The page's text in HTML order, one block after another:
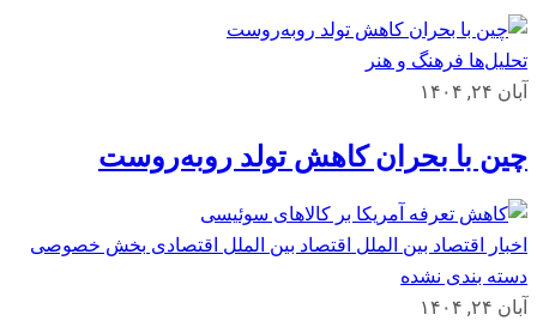
تحلیل‌ها فرهنگ و هنر
آبان ۲۴, ۱۴۰۴
چین با بحران کاهش تولد روبه‌روست
اخبار اقتصاد بین الملل اقتصاد بین الملل اقتصادی بخش خصوصی
دسته بندی نشده
آبان ۲۴, ۱۴۰۴